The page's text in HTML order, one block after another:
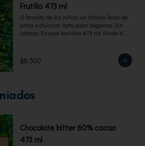
Frutilla 473 ml
El favorito de los niños, un clásico lleno de
amor y dulzura. Apto para Veganos. Sin
lactosa. Envase familiar 473 ml. Rinde 4
$8.500
Chocolate bitter 60% cacao
473 ml